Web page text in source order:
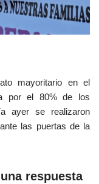
mayoritario en el
por el 80% de los
ayer se realizaron
las puertas de la
respuesta